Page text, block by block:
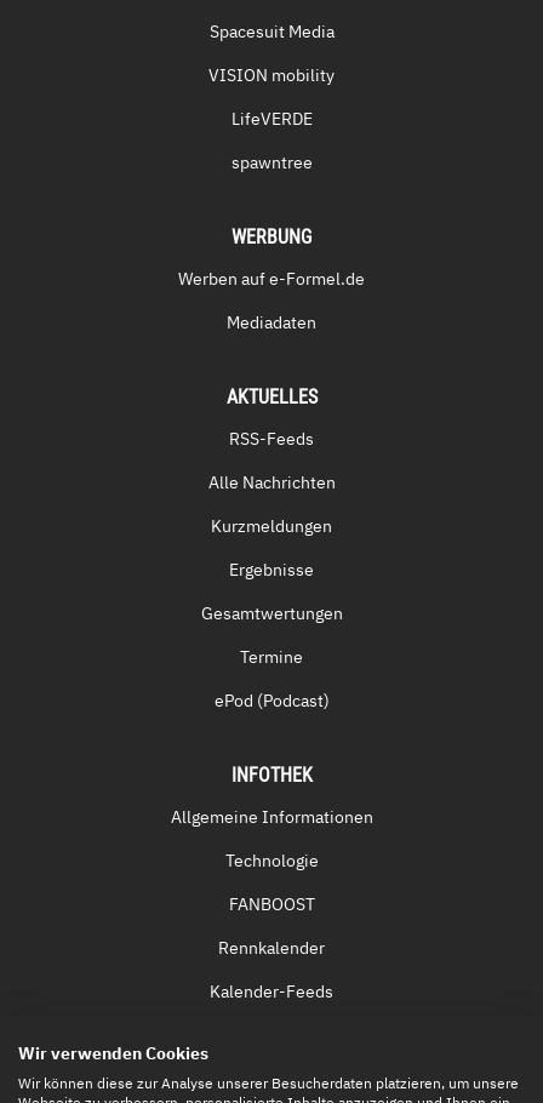
Spacesuit Media
VISION mobility
LifeVERDE
spawntree
WERBUNG
Werben auf e-Formel.de
Mediadaten
AKTUELLES
RSS-Feeds
Alle Nachrichten
Kurzmeldungen
Ergebnisse
Gesamtwertungen
Termine
ePod (Podcast)
INFOTHEK
Allgemeine Informationen
Technologie
FANBOOST
Rennkalender
Kalender-Feeds
Eintrittskarten
Wir verwenden Cookies
Wir können diese zur Analyse unserer Besucherdaten platzieren, um unsere